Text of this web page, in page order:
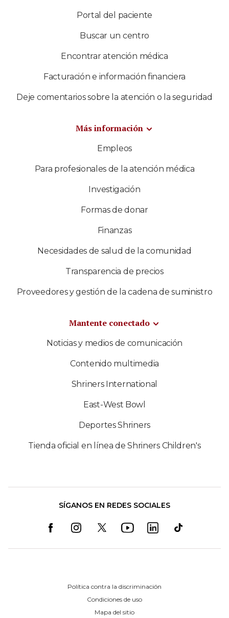
Portal del paciente
Buscar un centro
Encontrar atención médica
Facturación e información financiera
Deje comentarios sobre la atención o la seguridad
Más información
Empleos
Para profesionales de la atención médica
Investigación
Formas de donar
Finanzas
Necesidades de salud de la comunidad
Transparencia de precios
Proveedores y gestión de la cadena de suministro
Mantente conectado
Noticias y medios de comunicación
Contenido multimedia
Shriners International
East-West Bowl
Deportes Shriners
Tienda oficial en línea de Shriners Children's
SÍGANOS EN REDES SOCIALES
Política contra la discriminación
Condiciones de uso
Mapa del sitio